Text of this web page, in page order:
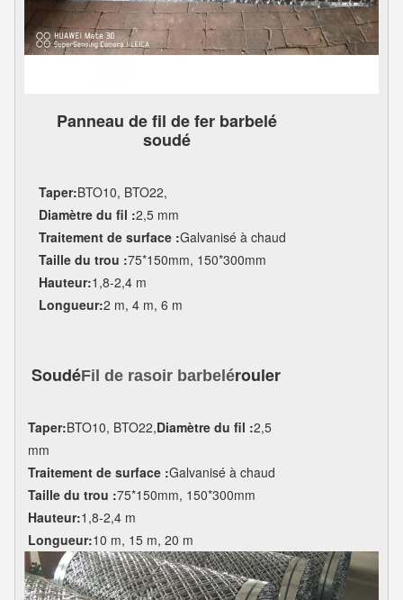
Panneau de fil de fer barbelé
soudé
Taper:BTO10, BTO22,
Diamètre du fil :2,5 mm
Traitement de surface :Galvanisé à chaud
Taille du trou :75*150mm, 150*300mm
Hauteur:1,8-2,4 m
Longueur:2 m, 4 m, 6 m
SoudéFil de rasoir barbelérouler
Taper:BTO10, BTO22,Diamètre du fil :2,5
mm
Traitement de surface :Galvanisé à chaud
Taille du trou :75*150mm, 150*300mm
Hauteur:1,8-2,4 m
Longueur:10 m, 15 m, 20 m